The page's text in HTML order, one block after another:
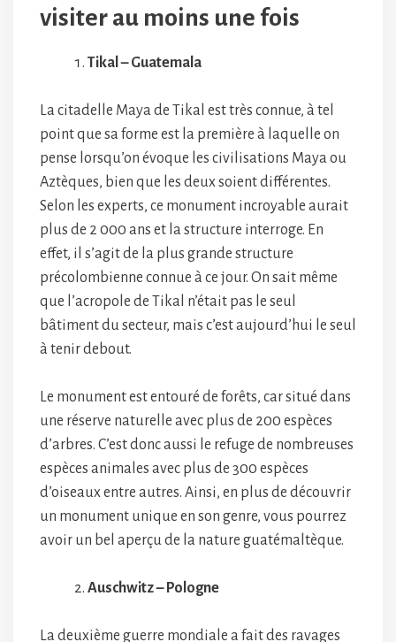
visiter au moins une fois
Tikal – Guatemala
La citadelle Maya de Tikal est très connue, à tel
point que sa forme est la première à laquelle on
pense lorsqu’on évoque les civilisations Maya ou
Aztèques, bien que les deux soient différentes.
Selon les experts, ce monument incroyable aurait
plus de 2 000 ans et la structure interroge. En
effet, il s’agit de la plus grande structure
précolombienne connue à ce jour. On sait même
que l’acropole de Tikal n’était pas le seul
bâtiment du secteur, mais c’est aujourd’hui le seul
à tenir debout.
Le monument est entouré de forêts, car situé dans
une réserve naturelle avec plus de 200 espèces
d’arbres. C’est donc aussi le refuge de nombreuses
espèces animales avec plus de 300 espèces
d’oiseaux entre autres. Ainsi, en plus de découvrir
un monument unique en son genre, vous pourrez
avoir un bel aperçu de la nature guatémaltèque.
Auschwitz – Pologne
La deuxième guerre mondiale a fait des ravages